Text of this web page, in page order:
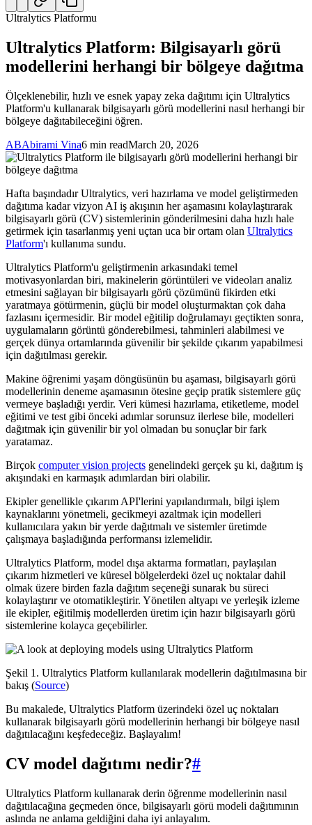
Ultralytics Platformu
Ultralytics Platform: Bilgisayarlı görü
modellerini herhangi bir bölgeye dağıtma
Ölçeklenebilir, hızlı ve esnek yapay zeka dağıtımı için Ultralytics
Platform'u kullanarak bilgisayarlı görü modellerini nasıl herhangi bir
bölgeye dağıtabileceğini öğren.
ABAbirami Vina6 min readMarch 20, 2026
Hafta başındadır Ultralytics, veri hazırlama ve model geliştirmeden
dağıtıma kadar vizyon AI iş akışının her aşamasını kolaylaştırarak
bilgisayarlı görü (CV) sistemlerinin gönderilmesini daha hızlı hale
getirmek için tasarlanmış yeni uçtan uca bir ortam olan Ultralytics
Platform'ı kullanıma sundu.
Ultralytics Platform'u geliştirmenin arkasındaki temel
motivasyonlardan biri, makinelerin görüntüleri ve videoları analiz
etmesini sağlayan bir bilgisayarlı görü çözümünü fikirden etki
yaratmaya götürmenin, güçlü bir model oluşturmaktan çok daha
fazlasını içermesidir. Bir model eğitilip doğrulamayı geçtikten sonra,
uygulamaların görüntü gönderebilmesi, tahminleri alabilmesi ve
gerçek dünya ortamlarında güvenilir bir şekilde çıkarım yapabilmesi
için dağıtılması gerekir.
Makine öğrenimi yaşam döngüsünün bu aşaması, bilgisayarlı görü
modellerinin deneme aşamasının ötesine geçip pratik sistemlere güç
vermeye başladığı yerdir. Veri kümesi hazırlama, etiketleme, model
eğitimi ve test gibi önceki adımlar sorunsuz ilerlese bile, modelleri
dağıtmak için güvenilir bir yol olmadan bu sonuçlar bir fark
yaratamaz.
Birçok computer vision projects genelindeki gerçek şu ki, dağıtım iş
akışındaki en karmaşık adımlardan biri olabilir.
Ekipler genellikle çıkarım API'lerini yapılandırmalı, bilgi işlem
kaynaklarını yönetmeli, gecikmeyi azaltmak için modelleri
kullanıcılara yakın bir yerde dağıtmalı ve sistemler üretimde
çalışmaya başladığında performansı izlemelidir.
Ultralytics Platform, model dışa aktarma formatları, paylaşılan
çıkarım hizmetleri ve küresel bölgelerdeki özel uç noktalar dahil
olmak üzere birden fazla dağıtım seçeneği sunarak bu süreci
kolaylaştırır ve otomatikleştirir. Yönetilen altyapı ve yerleşik izleme
ile ekipler, eğitilmiş modellerden üretim için hazır bilgisayarlı görü
sistemlerine kolayca geçebilirler.
Şekil 1. Ultralytics Platform kullanılarak modellerin dağıtılmasına bir
bakış (Source)
Bu makalede, Ultralytics Platform üzerindeki özel uç noktaları
kullanarak bilgisayarlı görü modellerinin herhangi bir bölgeye nasıl
dağıtılacağını keşfedeceğiz. Başlayalım!
CV model dağıtımı nedir?#
Ultralytics Platform kullanarak derin öğrenme modellerinin nasıl
dağıtılacağına geçmeden önce, bilgisayarlı görü modeli dağıtımının
aslında ne anlama geldiğini daha iyi anlayalım.